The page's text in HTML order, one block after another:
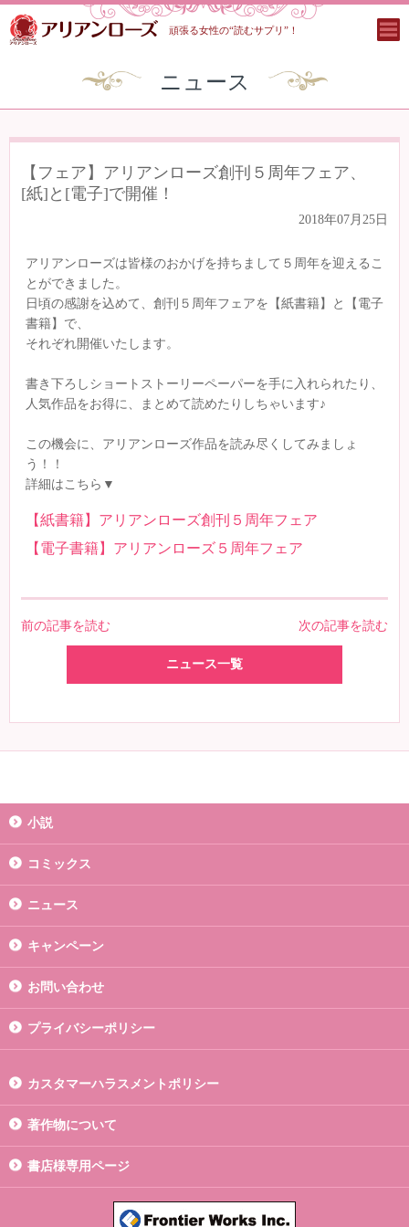
頑張る女性の“読むサプリ”！
ニュース
【フェア】アリアンローズ創刊５周年フェア、
[紙]と[電子]で開催！
2018年07月25日
アリアンローズは皆様のおかげを持ちまして５周年を迎えるこ
とができました。
日頃の感謝を込めて、創刊５周年フェアを【紙書籍】と【電子
書籍】で、
それぞれ開催いたします。
書き下ろしショートストーリーペーパーを手に入れられたり、
人気作品をお得に、まとめて読めたりしちゃいます♪
この機会に、アリアンローズ作品を読み尽くしてみましょ
う！！
詳細はこちら▼
【紙書籍】アリアンローズ創刊５周年フェア
【電子書籍】アリアンローズ５周年フェア
次の記事を読む
前の記事を読む
ニュース一覧
小説
コミックス
ニュース
キャンペーン
お問い合わせ
プライバシーポリシー
カスタマーハラスメントポリシー
著作物について
書店様専用ページ